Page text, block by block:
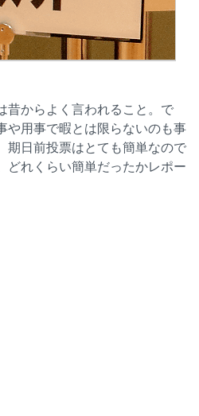
昔からよく言われること。で
や用事で暇とは限らないのも事
期日前投票はとても簡単なので
どれくらい簡単だったかレポー